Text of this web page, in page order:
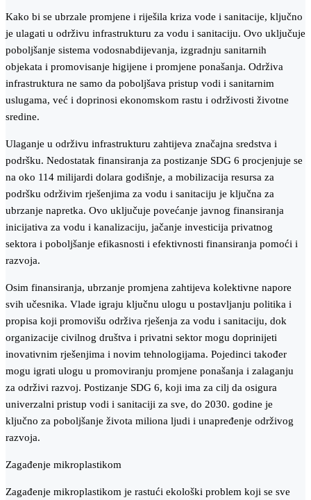
Kako bi se ubrzale promjene i riješila kriza vode i sanitacije, ključno
je ulagati u održivu infrastrukturu za vodu i sanitaciju. Ovo uključuje
poboljšanje sistema vodosnabdijevanja, izgradnju sanitarnih
objekata i promovisanje higijene i promjene ponašanja. Održiva
infrastruktura ne samo da poboljšava pristup vodi i sanitarnim
uslugama, već i doprinosi ekonomskom rastu i održivosti životne
sredine.
Ulaganje u održivu infrastrukturu zahtijeva značajna sredstva i
podršku. Nedostatak finansiranja za postizanje SDG 6 procjenjuje se
na oko 114 milijardi dolara godišnje, a mobilizacija resursa za
podršku održivim rješenjima za vodu i sanitaciju je ključna za
ubrzanje napretka. Ovo uključuje povećanje javnog finansiranja
inicijativa za vodu i kanalizaciju, jačanje investicija privatnog
sektora i poboljšanje efikasnosti i efektivnosti finansiranja pomoći i
razvoja.
Osim finansiranja, ubrzanje promjena zahtijeva kolektivne napore
svih učesnika. Vlade igraju ključnu ulogu u postavljanju politika i
propisa koji promovišu održiva rješenja za vodu i sanitaciju, dok
organizacije civilnog društva i privatni sektor mogu doprinijeti
inovativnim rješenjima i novim tehnologijama. Pojedinci također
mogu igrati ulogu u promoviranju promjene ponašanja i zalaganju
za održivi razvoj. Postizanje SDG 6, koji ima za cilj da osigura
univerzalni pristup vodi i sanitaciji za sve, do 2030. godine je
ključno za poboljšanje života miliona ljudi i unapređenje održivog
razvoja.
Zagađenje mikroplastikom
Zagađenje mikroplastikom je rastući ekološki problem koji se sve